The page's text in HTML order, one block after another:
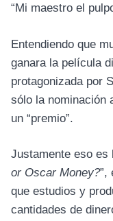
“Mi maestro el
Entendiendo que
ganara la película
protagonizada por
sólo la nominación
un “premio”.
Justamente eso es
or Oscar Money?”,
que estudios y
cantidades de